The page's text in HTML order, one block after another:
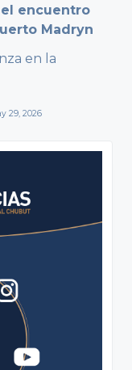
encuentro
Madryn
en la
29, 2026